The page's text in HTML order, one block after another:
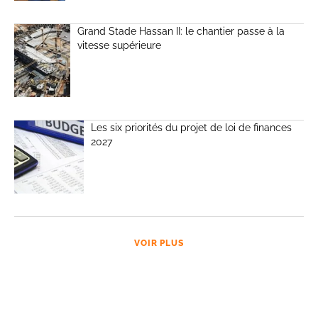
Grand Stade Hassan II: le chantier passe à la
vitesse supérieure
Les six priorités du projet de loi de finances
2027
VOIR PLUS